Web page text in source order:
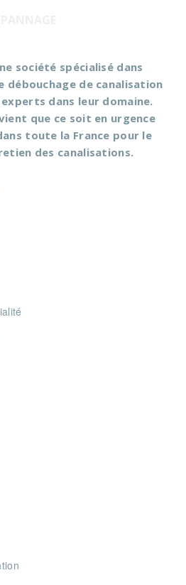
société spécialisé dans
débouchage de canalisation
dans leur domaine.
que ce soit en urgence
toute la France pour le
des canalisations.